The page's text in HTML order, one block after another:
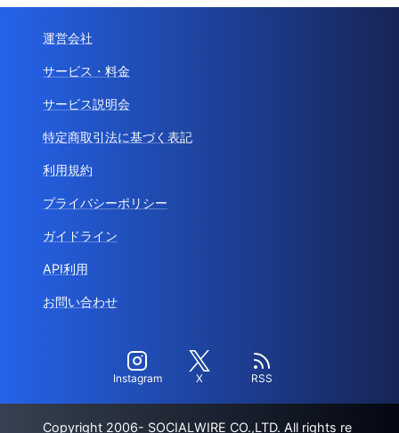
運営会社
サービス・料金
サービス説明会
特定商取引法に基づく表記
利用規約
プライバシーポリシー
ガイドライン
API利用
お問い合わせ
Instagram X RSS
Copyright 2006- SOCIALWIRE CO.,LTD. All rights re